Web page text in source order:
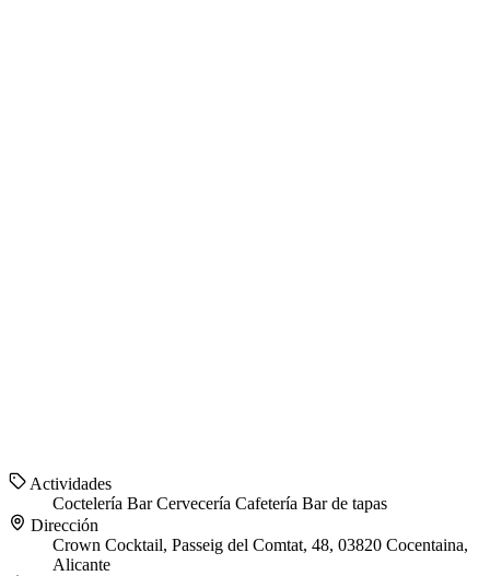
Actividades
Coctelería BarCervecería Cafetería Bar de tapas
Dirección
Crown Cocktail, Passeig del Comtat, 48, 03820 Cocentaina,
Alicante